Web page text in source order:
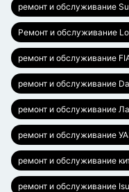
ремонт и обслуживание
Ремонт и обслуживание
ремонт и обслуживание
ремонт и обслуживание
ремонт и обслуживание
ремонт и обслуживание
ремонт и обслуживание
ремонт и обслуживание